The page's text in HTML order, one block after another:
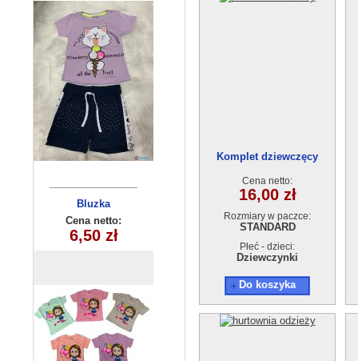
Bluzka
dziewczęca
(1-4) 4szt
Cena netto:
6,50 zł
Bluza
dziecięca
(6-16) 6szt
Cena netto:
25,00 zł
Komplet dziewczęcy
Cena netto:
16,00 zł
Rozmiary w paczce:
STANDARD
Płeć - dzieci:
Dziewczynki
Do koszyka